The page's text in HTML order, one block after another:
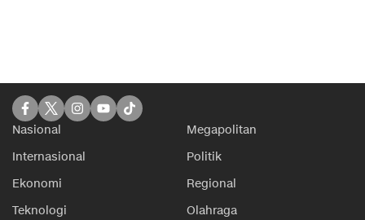
Nasional
Megapolitan
Internasional
Politik
Ekonomi
Regional
Teknologi
Olahraga